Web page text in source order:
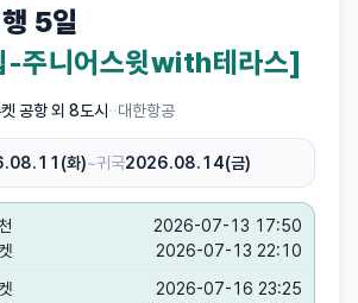
5일
-주니어스윗with테라스]
공항 외 8도시 ··대한항공
화)~귀국2026.08.14(금)
2026-07-13 17:50
2026-07-13 22:10
2026-07-16 23:25